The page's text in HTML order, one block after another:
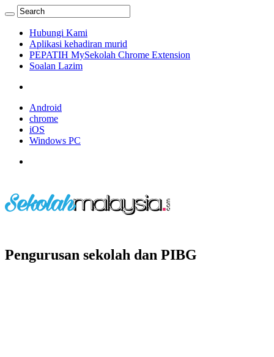
Hubungi Kami
Aplikasi kehadiran murid
PEPATIH MySekolah Chrome Extension
Soalan Lazim
Android
chrome
iOS
Windows PC
Pengurusan sekolah dan PIBG